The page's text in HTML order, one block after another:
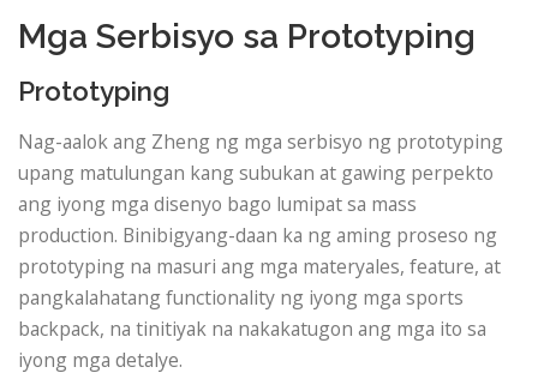
Mga Serbisyo sa Prototyping
Prototyping
Nag-aalok ang Zheng ng mga serbisyo ng prototyping
upang matulungan kang subukan at gawing perpekto
ang iyong mga disenyo bago lumipat sa mass
production. Binibigyang-daan ka ng aming proseso ng
prototyping na masuri ang mga materyales, feature, at
pangkalahatang functionality ng iyong mga sports
backpack, na tinitiyak na nakakatugon ang mga ito sa
iyong mga detalye.